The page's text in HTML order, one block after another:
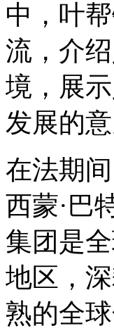
中，叶
流，介
境，展
发展的意
在法期
西蒙·巴
集团是
地区，
熟的全